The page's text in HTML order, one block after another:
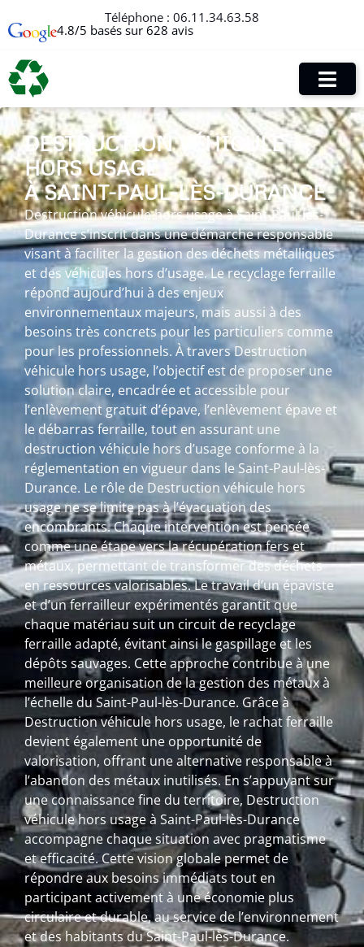
Téléphone : 06.11.34.63.58
4.8/5 basés sur 628 avis
DESTRUCTION VÉHICULE
HORS USAGE
À SAINT-PAUL-LÈS-DURANCE
Destruction véhicule hors usage à Saint-Paul-lès-
Durance s’inscrit dans une démarche responsable
visant à faciliter la gestion des déchets métalliques
et des véhicules hors d’usage. Le recyclage ferraille
répond aujourd’hui à des enjeux
environnementaux majeurs, mais aussi à des
besoins très concrets pour les particuliers comme
pour les professionnels. À travers Destruction
véhicule hors usage, l’objectif est de proposer une
solution claire, encadrée et accessible pour
l’enlèvement gratuit d’épave, l’enlèvement épave et
le débarras ferraille, tout en assurant une
destruction véhicule hors d’usage conforme à la
réglementation en vigueur dans le Saint-Paul-lès-
Durance. Le rôle de Destruction véhicule hors
usage ne se limite pas à l’évacuation des
encombrants. Chaque intervention est pensée
comme une étape vers la récupération fers et
métaux, permettant de transformer des déchets
en ressources valorisables. Le travail d’un épaviste
et d’un ferrailleur expérimentés garantit que
chaque matériau suit un circuit de recyclage
ferraille adapté, évitant ainsi le gaspillage et les
dépôts sauvages. Cette approche contribue à une
meilleure organisation de la gestion des métaux à
l’échelle du Saint-Paul-lès-Durance. Grâce à
Destruction véhicule hors usage, le rachat ferraille
devient également une opportunité de
valorisation, offrant une alternative responsable à
l’abandon des métaux inutilisés. En s’appuyant sur
une connaissance fine du territoire, Destruction
véhicule hors usage à Saint-Paul-lès-Durance
accompagne chaque situation avec pragmatisme
et efficacité. Cette vision globale permet de
répondre aux besoins immédiats tout en
participant activement à une économie plus
circulaire et durable, au service de l’environnement
et des habitants du Saint-Paul-lès-Durance.